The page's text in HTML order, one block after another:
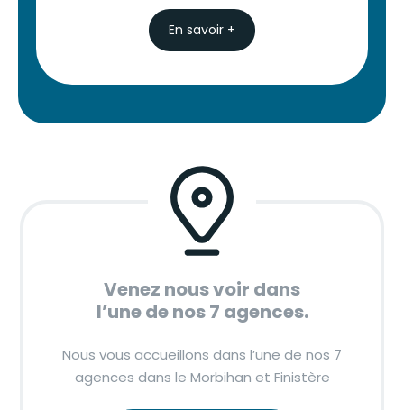
En savoir +
Venez nous voir dans
l’une de nos 7 agences.
Nous vous accueillons dans l’une de nos 7
agences dans le Morbihan et Finistère